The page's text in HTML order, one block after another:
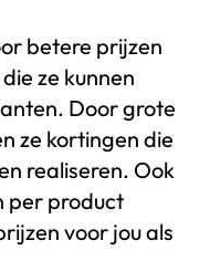
betere prijzen
ze kunnen
Door grote
ze kortingen die
realiseren. Ook
per product
voor jou als